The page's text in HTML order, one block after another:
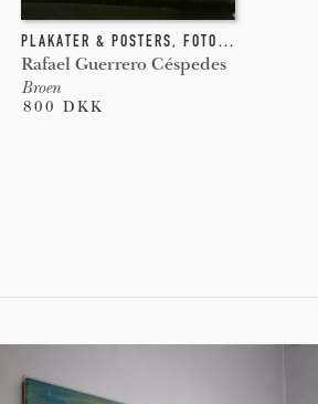
PLAKATER & POSTERS, FOTOGRAFI
Rafael Guerrero Céspedes
Broen
800 DKK